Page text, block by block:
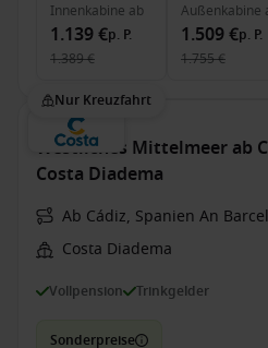
Innenkabine ab
1.139 €p. P.
1.389 €
Außenkabine
1.509 €p. P.
1.755 €
Nur Kreuzfahrt
Westliches Mittelmeer ab
Costa Diadema
Ab Cádiz, Spanien An
Costa Diadema
Vollpension Trinkgelder
Sonderpreise